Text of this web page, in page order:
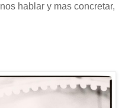
hablar y mas concretar,